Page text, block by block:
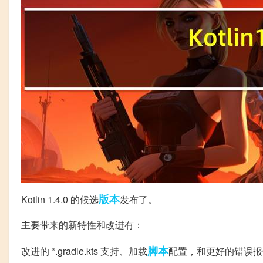
Kotlin 1.4.0 的候选版本发布了。
主要带来的新特性和改进有：
改进的 *.gradle.kts ​​​​​​​支持、加载脚本配置，和更好的错误